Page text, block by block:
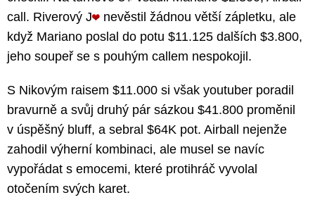
call. Riverový J
nevěstil žádnou větší zápletku, ale
když Mariano poslal do potu $11.125 dalších $3.800,
jeho soupeř se s pouhým callem nespokojil.
S Nikovým raisem $11.000 si však youtuber poradil
bravurně a svůj druhý pár sázkou $41.800 proměnil
v úspěšný bluff, a sebral $64K pot. Airball nejenže
zahodil výherní kombinaci, ale musel se navíc
vypořádat s emocemi, které protihráč vyvolal
otočením svých karet.